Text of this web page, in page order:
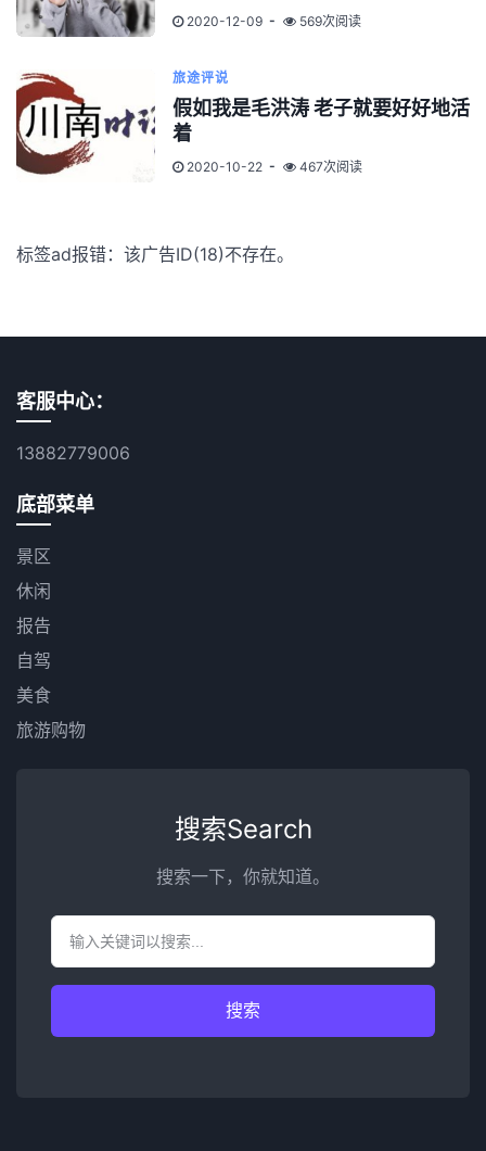
2020-12-09 569次阅读
旅途评说
假如我是毛洪涛 老子就要好好地活
着
2020-10-22 467次阅读
标签ad报错：该广告ID(18)不存在。
客服中心：
13882779006
底部菜单
景区
休闲
报告
自驾
美食
旅游购物
搜索Search
搜索一下，你就知道。
搜索